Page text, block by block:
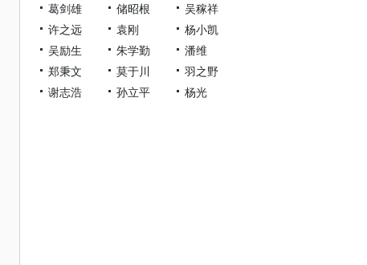
葛剑雄
储昭根
吴稼祥
许之远
袁刚
杨小凯
吴励生
朱学勤
潘维
郑秉文
莫于川
羽之野
谢志浩
孙立平 杨光